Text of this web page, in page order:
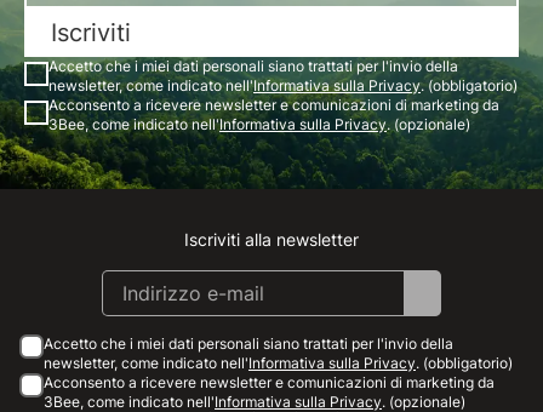
Iscriviti
Accetto che i miei dati personali siano trattati per l'invio della
newsletter, come indicato nell'Informativa sulla Privacy. (obbligatorio)
Acconsento a ricevere newsletter e comunicazioni di marketing da
3Bee, come indicato nell'Informativa sulla Privacy. (opzionale)
Instagram
Facebook
Linkedin
Youtube
Iscriviti alla newsletter
Accetto che i miei dati personali siano trattati per l'invio della
newsletter, come indicato nell'Informativa sulla Privacy. (obbligatorio)
Acconsento a ricevere newsletter e comunicazioni di marketing da
3Bee, come indicato nell'Informativa sulla Privacy. (opzionale)